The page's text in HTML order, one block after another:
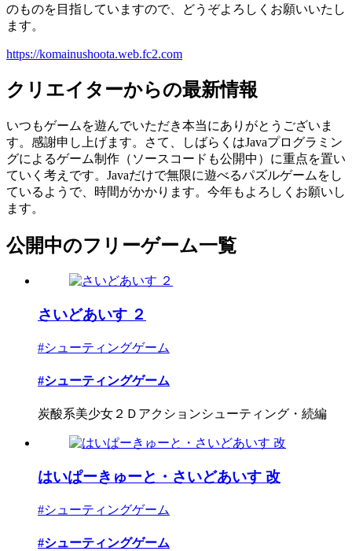
のものを目指していますので、どうぞよろしくお願いいたし
ます。
https://komainushoota.web.fc2.com
クリエイターからの最新情報
いつもゲームを遊んでいただき本当にありがとうございま
す。感謝申し上げます。さて、しばらくはJavaプログラミン
グによるゲーム制作（ソースコードも公開中）に重点を置い
ていく考えです。Javaだけで無限に遊べるパズルゲームをし
ているようで、時間がかかります。今年もよろしくお願いし
ます。
公開中のフリーゲーム一覧
さいどあいす ２
#シューティングゲーム
#シューティングゲーム
炭酸系美少女２Ｄアクションシューティング・続編
はいぱーきゅーと・さいどあいす 改
#シューティングゲーム
#シューティングゲーム